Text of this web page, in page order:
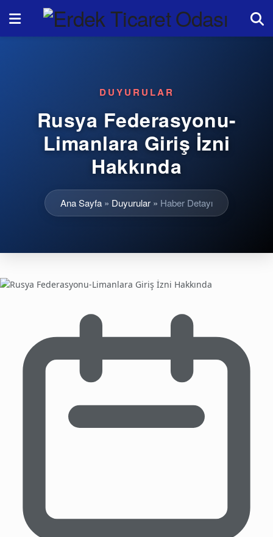
DUYURULAR
Rusya Federasyonu-
Limanlara Giriş İzni
Hakkında
Ana Sayfa » Duyurular » Haber Detayı